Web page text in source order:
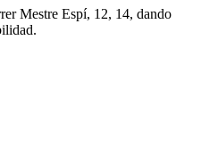
Mestre Espí, 12, 14, dando